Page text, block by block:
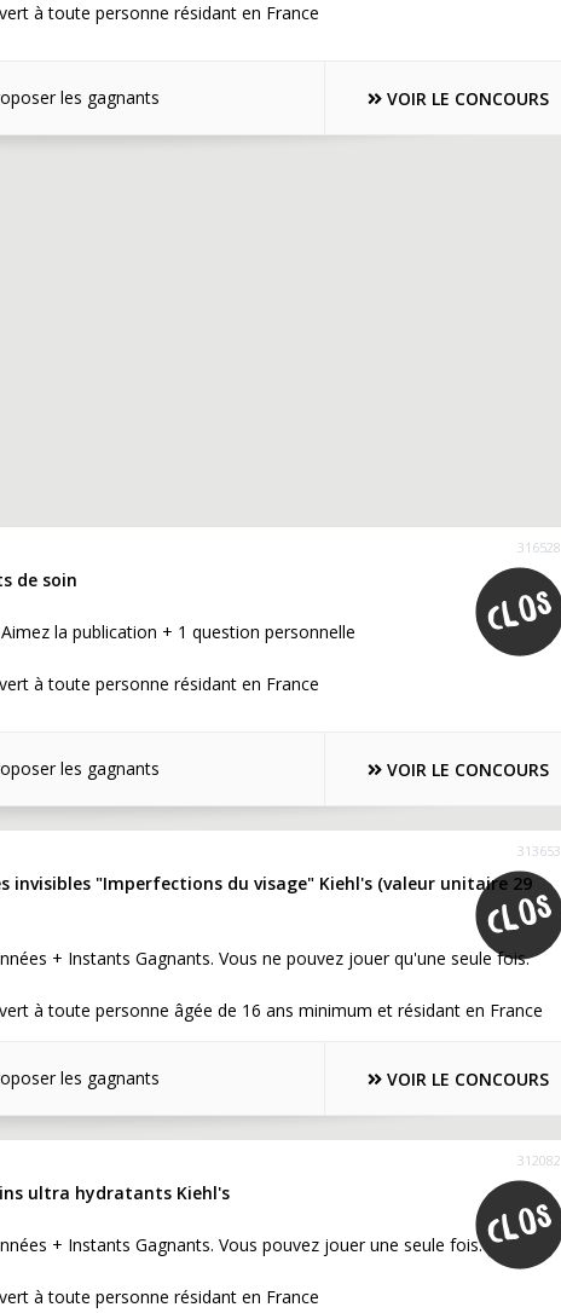
à toute personne résidant en France
les gagnants VOIR LE CONCOURS
316528
de soin
la publication + 1 question personnelle
à toute personne résidant en France
les gagnants VOIR LE CONCOURS
313653
invisibles "Imperfections du visage" Kiehl's (valeur unitaire 29
+ Instants Gagnants. Vous ne pouvez jouer qu'une seule fois.
à toute personne âgée de 16 ans minimum et résidant en France
les gagnants VOIR LE CONCOURS
312082
ultra hydratants Kiehl's
+ Instants Gagnants. Vous pouvez jouer une seule fois.
à toute personne résidant en France